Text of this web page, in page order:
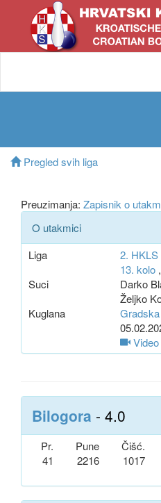
Pregled svih liga
Preuzimanja: Zapisnik o
O utakmici
Liga
2. HKLS
13. kolo,
Suci
Darko
Željko
Kuglana
Video
Bilogora - 4.0
Pr. Pune Čišć.
41
2216 1017